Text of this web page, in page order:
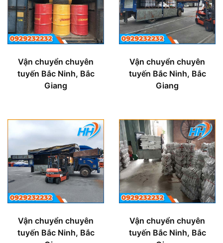
Vận chuyển chuyên
tuyến Bắc Ninh, Bắc
Giang
Vận chuyển chuyên
tuyến Bắc Ninh, Bắc
Giang
Vận chuyển chuyên
tuyến Bắc Ninh, Bắc
Vận chuyển chuyên
tuyến Bắc Ninh, Bắc